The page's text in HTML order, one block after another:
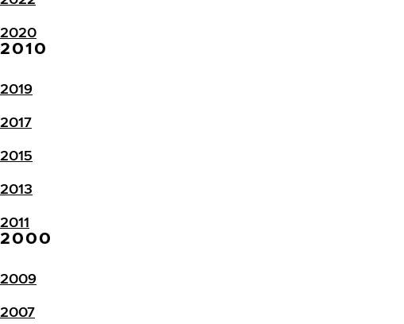
2020
2010
2019
2017
2015
2013
2011
2000
2009
2007